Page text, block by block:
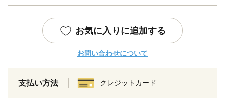
お気に入りに追加する
お問い合わせについて
支払い方法 クレジットカード